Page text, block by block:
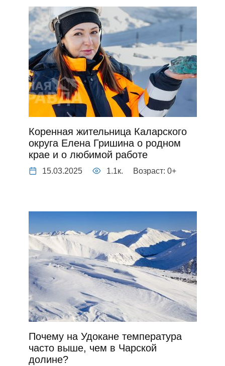
Коренная жительница Каларского
округа Елена Гришина о родном
крае и о любимой работе
15.03.2025 1.1к. Возраст: 0+
Почему на Удокане температура
часто выше, чем в Чарской
долине?